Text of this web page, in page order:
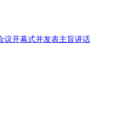
议开幕式并发表主旨讲话